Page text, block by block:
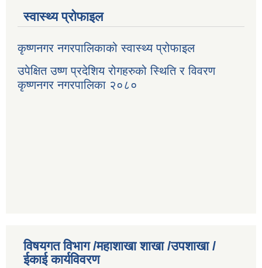
स्वास्थ्य प्रोफाइल
कृष्णनगर नगरपालिकाको स्वास्थ्य प्रोफाइल
उपेक्षित उष्ण प्रदेशिय रोगहरुको स्थिति र विवरण
कृष्णनगर नगरपालिका २०८०
विषयगत विभाग /महाशाखा शाखा /उपशाखा /
ईकाई कार्यविवरण